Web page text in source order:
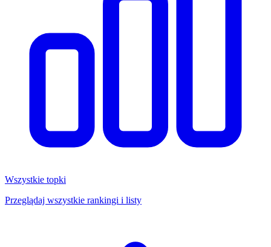
Wszystkie topki
Przeglądaj wszystkie rankingi i listy